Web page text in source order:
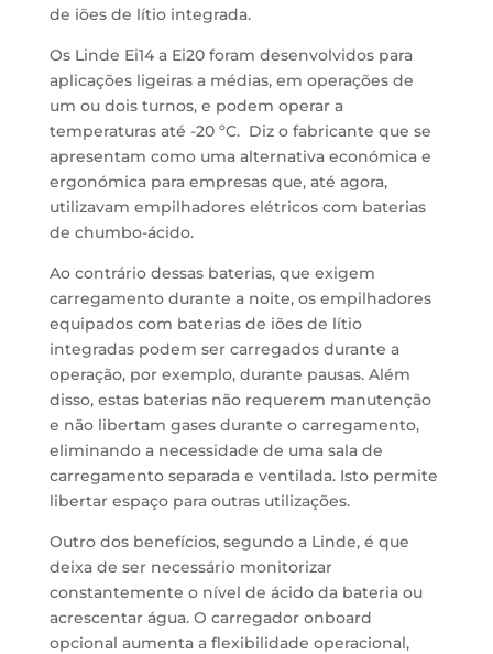
de iões de lítio integrada.
Os Linde Ei14 a Ei20 foram desenvolvidos para
aplicações ligeiras a médias, em operações de
um ou dois turnos, e podem operar a
temperaturas até -20 ºC. Diz o fabricante que se
apresentam como uma alternativa económica e
ergonómica para empresas que, até agora,
utilizavam empilhadores elétricos com baterias
de chumbo-ácido.
Ao contrário dessas baterias, que exigem
carregamento durante a noite, os empilhadores
equipados com baterias de iões de lítio
integradas podem ser carregados durante a
operação, por exemplo, durante pausas. Além
disso, estas baterias não requerem manutenção
e não libertam gases durante o carregamento,
eliminando a necessidade de uma sala de
carregamento separada e ventilada. Isto permite
libertar espaço para outras utilizações.
Outro dos benefícios, segundo a Linde, é que
deixa de ser necessário monitorizar
constantemente o nível de ácido da bateria ou
acrescentar água. O carregador onboard
opcional aumenta a flexibilidade operacional,